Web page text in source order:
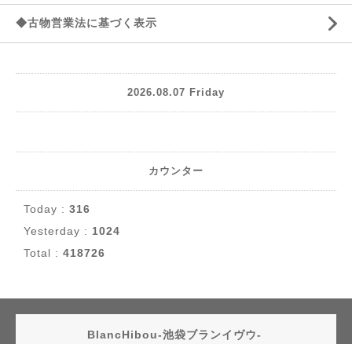
◆古物営業法に基づく表示
2026.08.07 Friday
カウンター
Today : 316
Yesterday : 1024
Total : 418726
BlancHibou-池袋ブランイヴウ-